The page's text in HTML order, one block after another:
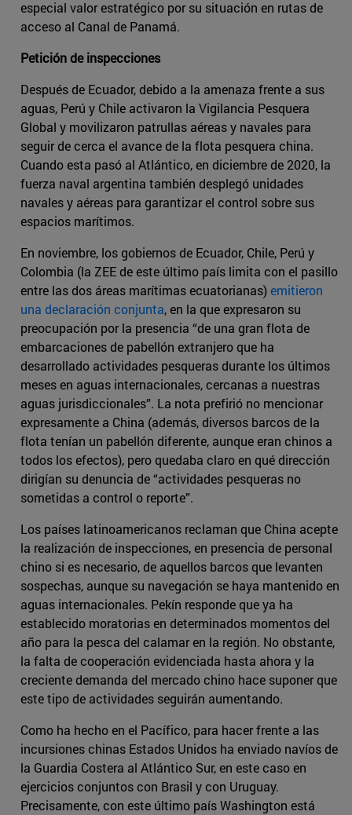
especial valor estratégico por su situación en rutas de
acceso al Canal de Panamá.
Petición de inspecciones
Después de Ecuador, debido a la amenaza frente a sus
aguas, Perú y Chile activaron la Vigilancia Pesquera
Global y movilizaron patrullas aéreas y navales para
seguir de cerca el avance de la flota pesquera china.
Cuando esta pasó al Atlántico, en diciembre de 2020, la
fuerza naval argentina también desplegó unidades
navales y aéreas para garantizar el control sobre sus
espacios marítimos.
En noviembre, los gobiernos de Ecuador, Chile, Perú y
Colombia (la ZEE de este último país limita con el pasillo
entre las dos áreas marítimas ecuatorianas)emitieron
una declaración conjunta, en la que expresaron su
preocupación por la presencia “de una gran flota de
embarcaciones de pabellón extranjero que ha
desarrollado actividades pesqueras durante los últimos
meses en aguas internacionales, cercanas a nuestras
aguas jurisdiccionales”. La nota prefirió no mencionar
expresamente a China (además, diversos barcos de la
flota tenían un pabellón diferente, aunque eran chinos a
todos los efectos), pero quedaba claro en qué dirección
dirigían su denuncia de “actividades pesqueras no
sometidas a control o reporte”.
Los países latinoamericanos reclaman que China acepte
la realización de inspecciones, en presencia de personal
chino si es necesario, de aquellos barcos que levanten
sospechas, aunque su navegación se haya mantenido en
aguas internacionales. Pekín responde que ya ha
establecido moratorias en determinados momentos del
año para la pesca del calamar en la región. No obstante,
la falta de cooperación evidenciada hasta ahora y la
creciente demanda del mercado chino hace suponer que
este tipo de actividades seguirán aumentando.
Como ha hecho en el Pacífico, para hacer frente a las
incursiones chinas Estados Unidos ha enviado navíos de
la Guardia Costera al Atlántico Sur, en este caso en
ejercicios conjuntos con Brasil y con Uruguay.
Precisamente, con este último país Washington está